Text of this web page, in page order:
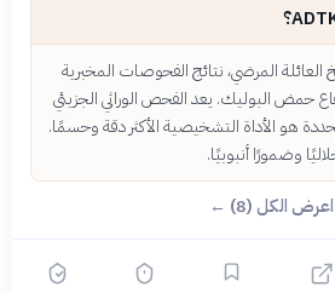
المرضي، نتائج الفحوصات المخبرية
حمض البوليك. يعد الفحص الوراثي الجزيئي
هو الأداة التشخيصية الأكثر دقة وحسمًا.
وضمورًا أنبوبيًا.
اعرض الكل (8) ←